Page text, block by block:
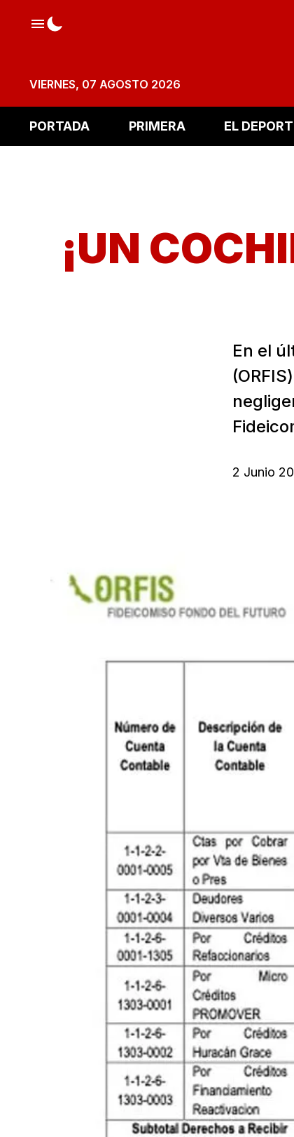
VIERNES, 07 AGOSTO 2026
PORTADA PRIMERA EL
¡UN
En el
2 Junio